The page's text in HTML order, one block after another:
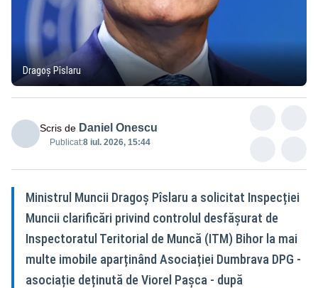
Dragoș Pîslaru
Scris de Daniel Onescu
Publicat:8 iul. 2026, 15:44
Ministrul Muncii Dragoș Pîslaru a solicitat Inspecției
Muncii clarificări privind controlul desfășurat de
Inspectoratul Teritorial de Muncă (ITM) Bihor la mai
multe imobile aparținând Asociației Dumbrava DPG -
asociație deținută de Viorel Pașca - după